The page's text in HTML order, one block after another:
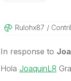
Rulohx87
In response to
Hola JoaquinLR